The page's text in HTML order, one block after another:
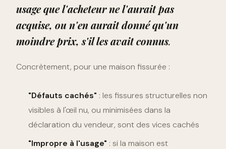
usage que l'acheteur ne l'aurait pas
acquise, ou n'en aurait donné qu'un
moindre prix, s'il les avait connus.
Concrètement, pour une maison fissurée :
"Défauts cachés" : les fissures structurelles non
visibles à l'œil nu, ou minimisées dans la
déclaration du vendeur, sont des vices cachés
"Impropre à l'usage" : si la maison est